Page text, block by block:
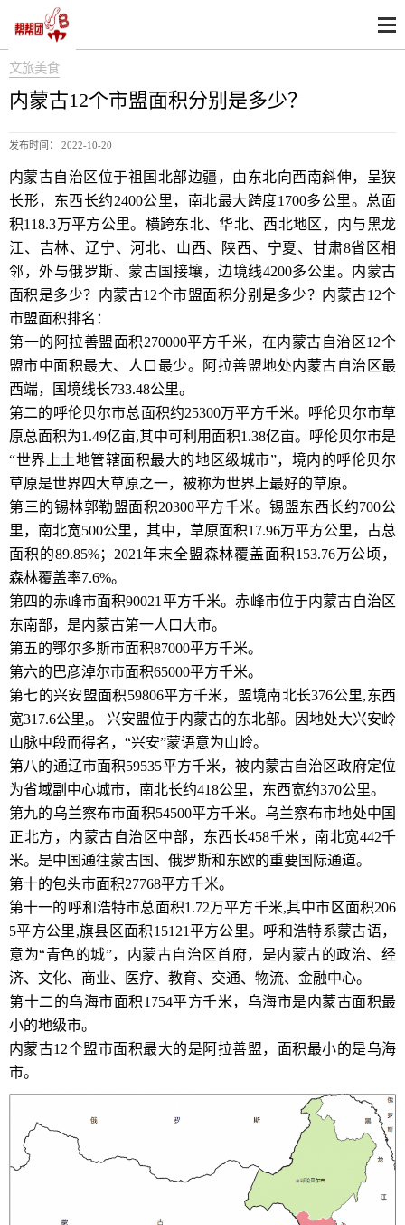
文旅美食
内蒙古12个市盟面积分别是多少？
发布时间： 2022-10-20
内蒙古自治区位于祖国北部边疆，由东北向西南斜伸，呈狭
长形，东西长约2400公里，南北最大跨度1700多公里。总面
积118.3万平方公里。横跨东北、华北、西北地区，内与黑龙
江、吉林、辽宁、河北、山西、陕西、宁夏、甘肃8省区相
邻，外与俄罗斯、蒙古国接壤，边境线4200多公里。内蒙古
面积是多少？内蒙古12个市盟面积分别是多少？内蒙古12个
市盟面积排名：
第一的阿拉善盟面积270000平方千米，在内蒙古自治区12个
盟市中面积最大、人口最少。阿拉善盟地处内蒙古自治区最
西端，国境线长733.48公里。
第二的呼伦贝尔市总面积约25300万平方千米。呼伦贝尔市草
原总面积为1.49亿亩,其中可利用面积1.38亿亩。呼伦贝尔市是
“世界上土地管辖面积最大的地区级城市”，境内的呼伦贝尔
草原是世界四大草原之一，被称为世界上最好的草原。
第三的锡林郭勒盟面积20300平方千米。锡盟东西长约700公
里，南北宽500公里，其中，草原面积17.96万平方公里，占总
面积的89.85%；2021年末全盟森林覆盖面积153.76万公顷，
森林覆盖率7.6%。
第四的赤峰市面积90021平方千米。赤峰市位于内蒙古自治区
东南部，是内蒙古第一人口大市。
第五的鄂尔多斯市面积87000平方千米。
第六的巴彦淖尔市面积65000平方千米。
第七的兴安盟面积59806平方千米，盟境南北长376公里,东西
宽317.6公里,。 兴安盟位于内蒙古的东北部。因地处大兴安岭
山脉中段而得名，“兴安”蒙语意为山岭。
第八的通辽市面积59535平方千米，被内蒙古自治区政府定位
为省域副中心城市，南北长约418公里，东西宽约370公里。
第九的乌兰察布市面积54500平方千米。乌兰察布市地处中国
正北方，内蒙古自治区中部，东西长458千米，南北宽442千
米。是中国通往蒙古国、俄罗斯和东欧的重要国际通道。
第十的包头市面积27768平方千米。
第十一的呼和浩特市总面积1.72万平方千米,其中市区面积206
5平方公里,旗县区面积15121平方公里。呼和浩特系蒙古语，
意为“青色的城”，内蒙古自治区首府，是内蒙古的政治、经
济、文化、商业、医疗、教育、交通、物流、金融中心。
第十二的乌海市面积1754平方千米，乌海市是内蒙古面积最
小的地级市。
内蒙古12个盟市面积最大的是阿拉善盟，面积最小的是乌海
市。